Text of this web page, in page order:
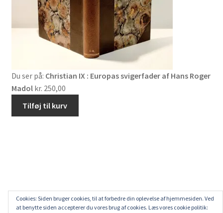
Du ser på: Christian IX : Europas svigerfader af Hans Roger
Madol kr. 250,00
Tilføj til kurv
Cookies: Siden bruger cookies, til at forbedre din oplevelse af hjemmesiden. Ved
at benytte siden accepterer du vores brug af cookies. Læs vores cookie politik: